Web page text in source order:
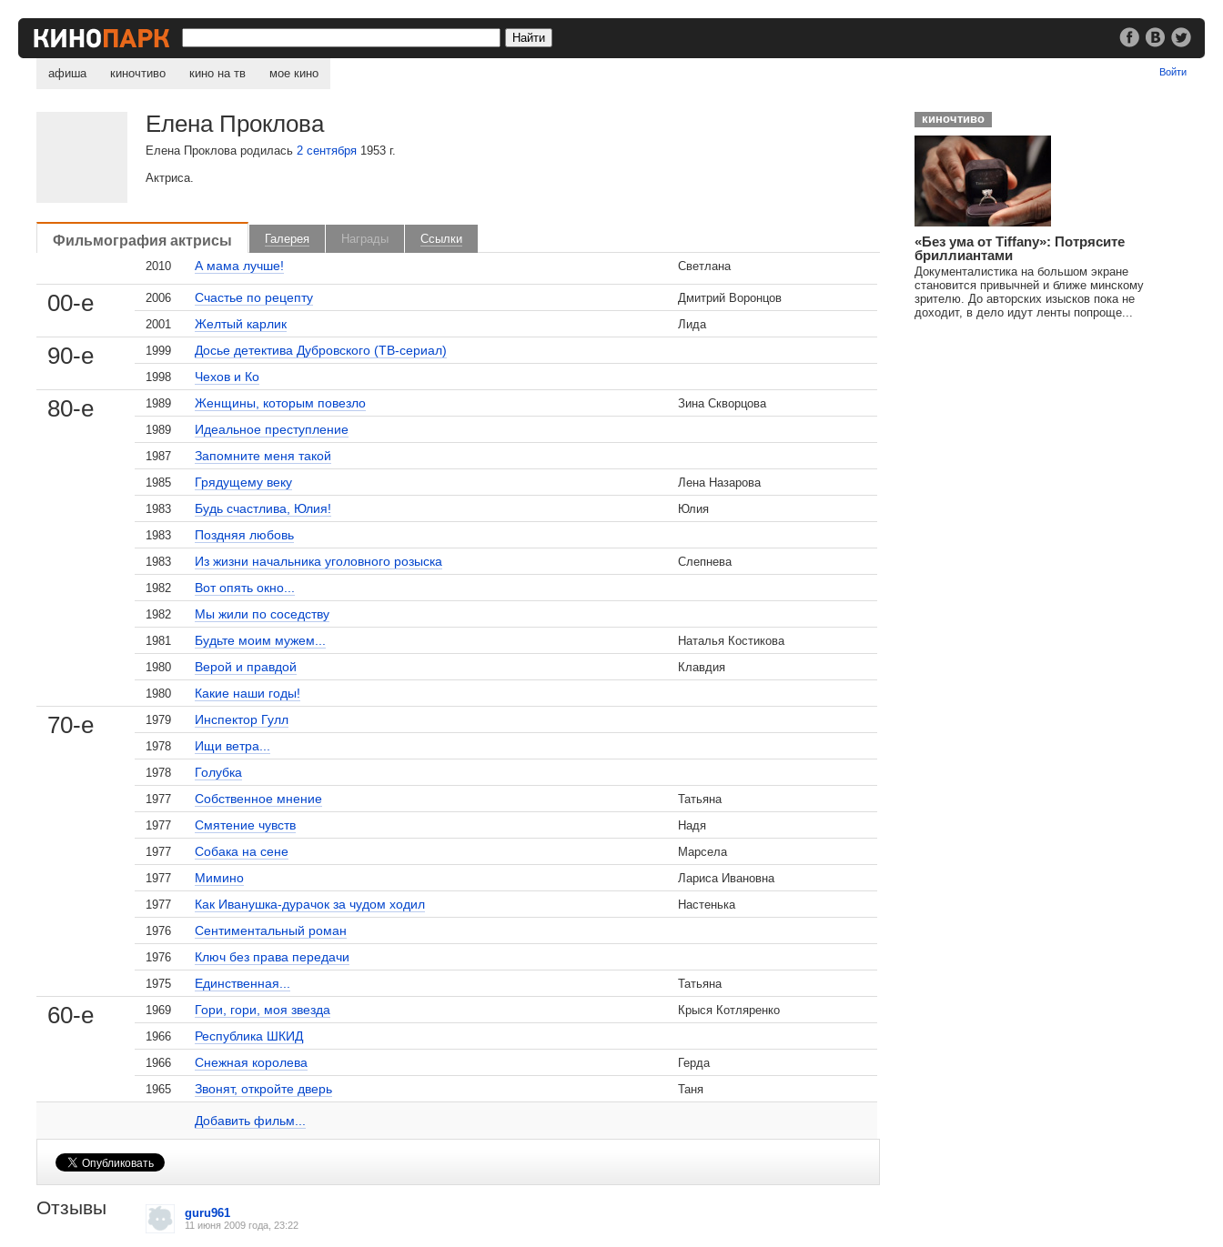
афиша киночтиво кино на тв мое кино Войти
Елена Проклова
Елена Проклова родилась2 сентября 1953 г.
Актриса.
Фильмография актрисы Галерея Награды
Ссылки
2010
А мама лучше! Светлана
00-е 2006 Счастье по рецепту
Дмитрий Воронцов
2001
Желтый карлик Лида
90-е 1999 Досье детектива Дубровского (ТВ-сериал)
1998 Чехов и Ко
80-е 1989 Женщины, которым повезло
Зина Скворцова
1989
Идеальное преступление
1987 Запомните меня такой
1985 Грядущему веку
Лена Назарова
1983
Будь счастлива, Юлия!
Юлия
1983
Поздняя любовь
1983 Из жизни начальника уголовного розыска
Слепнева
1982
Вот опять окно...
1982 Мы жили по соседству
1981 Будьте моим мужем...
Наталья Костикова
1980
Верой и правдой
Клавдия
1980
Какие наши годы!
70-е 1979 Инспектор Гулл
1978 Ищи ветра...
1978 Голубка
1977 Собственное мнение
Татьяна
1977
Смятение чувств
Надя
1977
Собака на сене
Марсела
1977
Мимино
Лариса Ивановна
1977
Как Иванушка-дурачок за чудом ходил
Настенька
1976
Сентиментальный роман
1976 Ключ без права передачи
1975 Единственная... Татьяна
60-е 1969 Гори, гори, моя звезда
Крыся Котляренко
1966
Республика ШКИД
1966 Снежная королева
Герда
1965
Звонят, откройте дверь Таня
Добавить фильм...
Собака на сене Мимино
1 кадр
Елена Проклова на сайте Кино-Театр.ru
Отзывы guru961
11 июня 2009 года, 23:22
киночтиво
«Без ума от Tiffany»: Потрясите
бриллиантами
Документалистика на большом экране
становится привычней и ближе минскому
зрителю. До авторских изысков пока не
доходит, в дело идут ленты попроще...